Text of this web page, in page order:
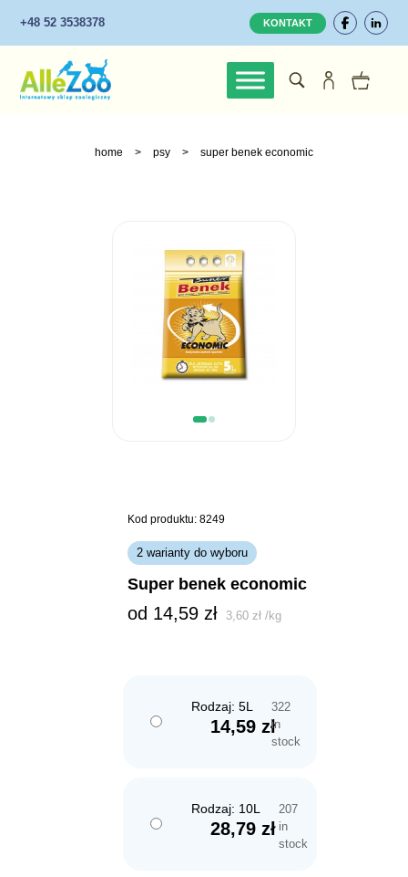
+48 52 3538378 KONTAKT
home > psy > super benek economic
Kod produktu: 8249
2 warianty do wyboru
super benek economic
od 14,59 zł 3,60zł /kg
Rodzaj: 5L
14,59zł
322
in
stock
Rodzaj: 10L
28,79zł
207
in
stock